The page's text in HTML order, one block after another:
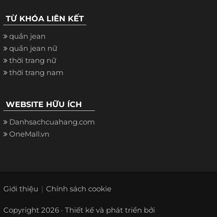
TỪ KHÓA LIÊN KẾT
quần jean
quần jean nữ
thời trang nữ
thời trang nam
WEBSITE HỮU ÍCH
Danhsachcuahang.com
OneMall.vn
Giới thiệu Chính sách cookie
Copyright 2026 · Thiết kế và phát triển bởi